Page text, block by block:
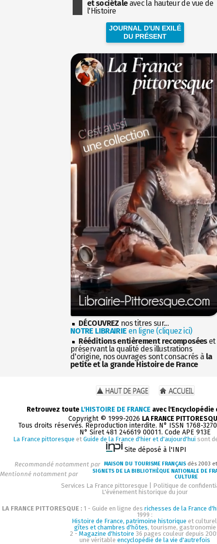
et sociétaleavec la hauteur de vue de
l'Histoire
JOURNAL D'UN EXILÉ
DU PRÉSENT
DÉCOUVREZ nos titres sur...
NOTRE LIBRAIRIE en ligne (cliquez ici)
Rééditions entièrement recomposéeset
préservant la qualité des illustrations
d'origine, nos ouvrages sont consacrés à la
petite et la grande Histoire de France
Retrouvez toute L'HISTOIRE DE FRANCE avec
Copyright © 1999-2026 LA FRANCE
Tous droits réservés. Reproduction interdite. N° ISSN 1768-
N° Siret 481 246619 00011. Code APE 913E
La France pittoresque et Guide de la France d'hier et d'aujourd'hui sont
Site déposé à l'INPI
Recommandé notamment par MAISON DU TOURISME FRANÇAIS dès 2003
Mentionné notamment par
SIGNETS DE LA BIBLIOTHÈQUE NATIONALE DE
CULTURE
Services La France pittoresque
Politique de
L'événement historique du jour
LA FRANCE PITTORESQUE : 1 - Guide en ligne des richesses de la France
1999 :
Histoire de France, patrimoine historique et
gîtes et chambres d'hôtes, tourisme, gastronomie
2 - Magazine d'histoire 36 pages couleur depuis
une véritableencyclopédie de la vie d'autrefois